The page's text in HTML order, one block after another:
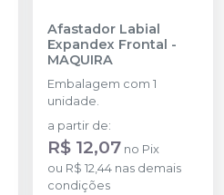
Afastador Labial
Expandex Frontal -
MAQUIRA
Embalagem com 1
unidade.
a partir de:
R$ 12,07 no Pix
ou R$ 12,44 nas demais
condições